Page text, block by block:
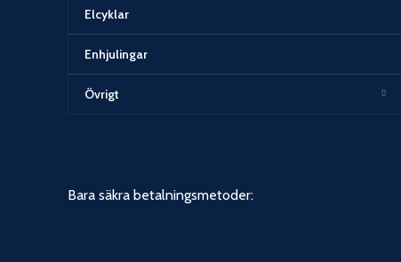
Elcyklar
Enhjulingar
Övrigt
Bara säkra betalningsmetoder: